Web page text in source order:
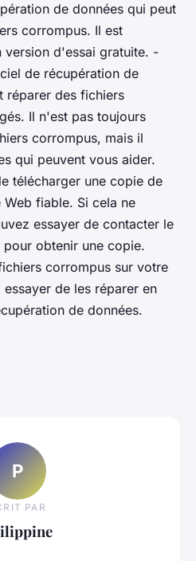
de données qui peut
corrompus. Il est
version d'essai gratuite. -
de récupération de
réparer des fichiers
Il n'est pas toujours
corrompus, mais il
qui peuvent vous aider.
télécharger une copie de
fiable. Si cela ne
essayer de contacter le
obtenir une copie.
corrompus sur votre
de les réparer en
de données.
P
PAR